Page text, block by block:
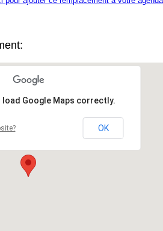
load Google Maps correctly.
OK